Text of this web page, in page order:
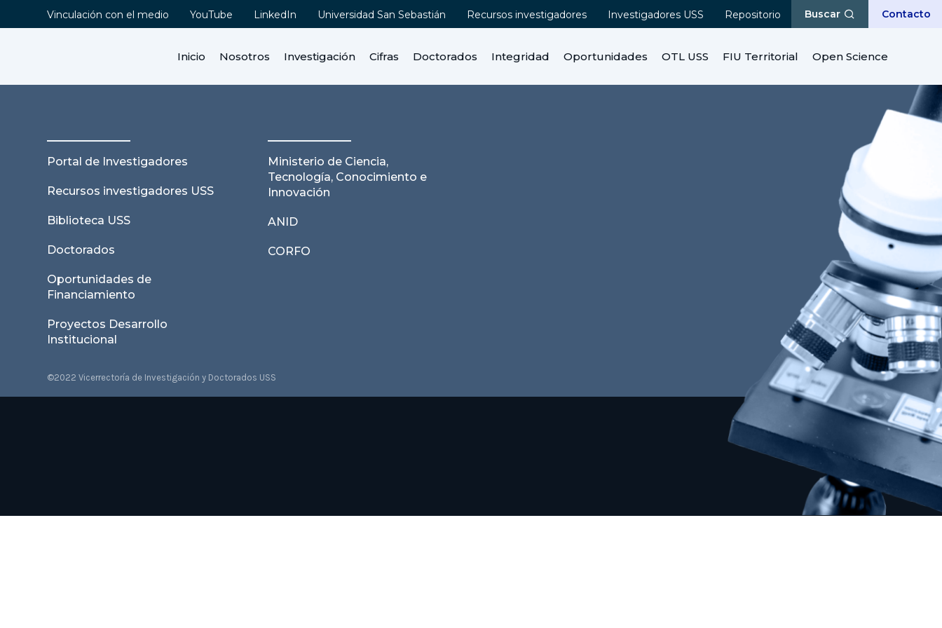
Vinculación con el medio YouTube LinkedIn Universidad San Sebastián Recursos investigadores Investigadores USS Repositorio Buscar Contacto
Inicio Nosotros Investigación Cifras Doctorados Integridad Oportunidades OTL USS FIU Territorial Open Science
Portal de Investigadores
Recursos investigadores USS
Biblioteca USS
Doctorados
Oportunidades de
Financiamiento
Proyectos Desarrollo
Institucional
Ministerio de Ciencia,
Tecnología, Conocimiento e
Innovación
ANID
CORFO
©2022 Vicerrectoría de Investigación y Doctorados USS